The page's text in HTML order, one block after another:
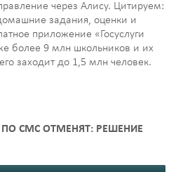
через Алису. Цитируем:
задания, оценки и
приложение «Госуслуги
более 9 млн школьников и их
заходит до 1,5 млн человек.
ПО СМС ОТМЕНЯТ: РЕШЕНИЕ